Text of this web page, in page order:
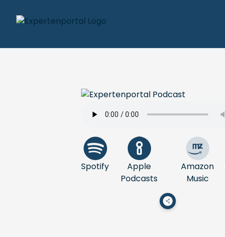
Spotify
Apple
Podcasts
Amazon
Music